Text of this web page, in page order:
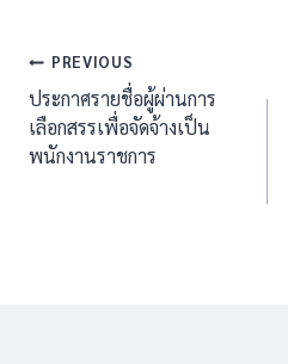
แนะแนว
เรื่อง
PREVIOUS
ประกาศรายชื่อผู้ผ่านการ
เลือกสรรเพื่อจัดจ้างเป็น
พนักงานราชการ